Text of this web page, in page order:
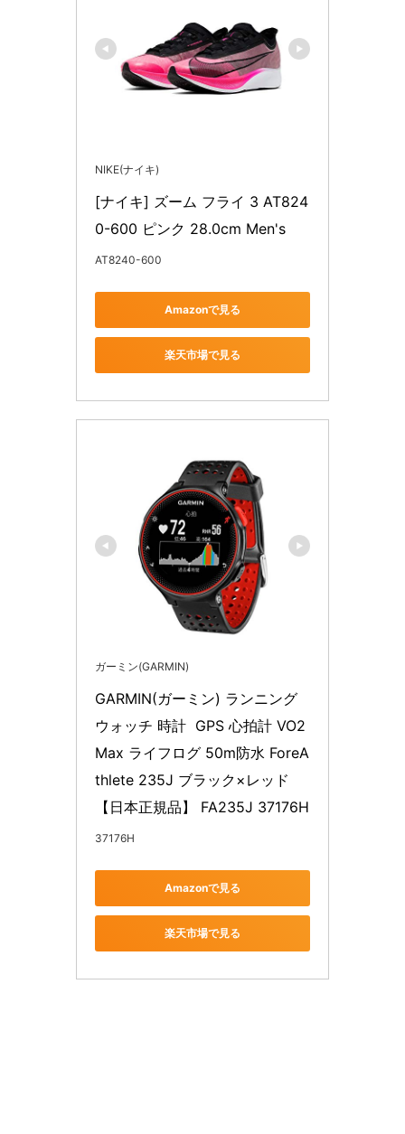
NIKE(ナイキ)
[ナイキ] ズーム フライ 3 AT824
0-600 ピンク 28.0cm Men's
AT8240-600
Amazonで見る
楽天市場で見る
ガーミン(GARMIN)
GARMIN(ガーミン) ランニング
ウォッチ 時計  GPS 心拍計 VO2
Max ライフログ 50m防水 ForeA
thlete 235J ブラック×レッド
【日本正規品】 FA235J 37176H
37176H
Amazonで見る
楽天市場で見る